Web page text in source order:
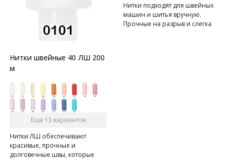
Нитки швейные 40 ЛШ 200
м
Ещё 13 вариантов
Нитки ЛШ обеспечивают
красивые, прочные и
долговечные швы, которые
Нитки подходят для швейных
машин и шитья вручную.
Прочные на разрыв и слегка
эластичные, что обеспечивает